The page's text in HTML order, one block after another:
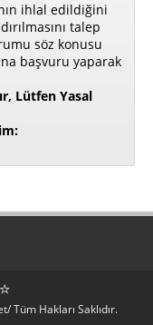
ihlal edildiğini
talep
söz konusu
başvuru yaparak
Lütfen Yasal
Tüm Hakları Saklıdır.